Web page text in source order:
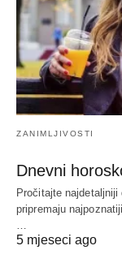
ZANIMLJIVOSTI
Dnevni
Pročitajte
pripremaju
…
5 mjeseci ago